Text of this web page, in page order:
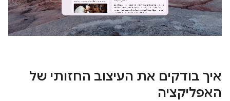
איך בודקים את העיצוב החזותי של
האפליקציה